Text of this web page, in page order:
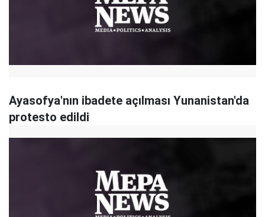
Ayasofya'nın ibadete açılması Yunanistan'da
protesto edildi